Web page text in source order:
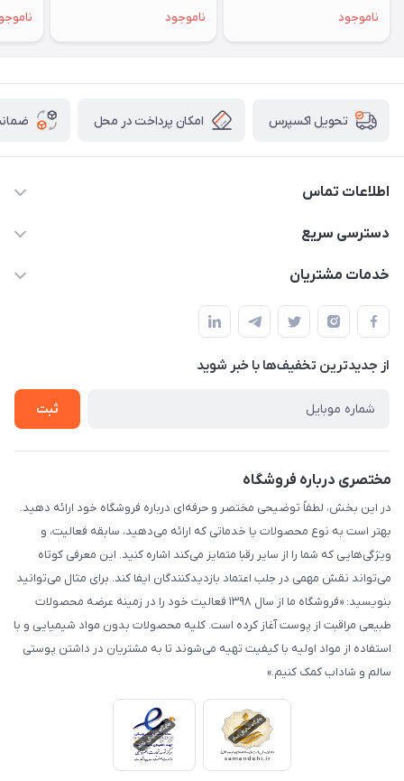
ناموجود ناموجود
تحویل اکسپرس امکان پرداخت در محل
اطلاعات تماس
09332394024-09120346631
دسترسی سریع
حساب کاربری
لیست محصولات
درباره ما
خدمات مشتریان
قوانین و مقررات
حریم خصوصی
راهنما
از جدید‌ترین تخفیف‌ها با‌ خبر شوید
ثبت
مختصری درباره فروشگاه
در این بخش، لطفاً توضیحی مختصر و حرفه‌ای درباره فروشگاه خود ارائه دهید.
بهتر است به نوع محصولات یا خدماتی که ارائه می‌دهید، سابقه فعالیت، و
ویژگی‌هایی که شما را از سایر رقبا متمایز می‌کند اشاره کنید. این معرفی کوتاه
می‌تواند نقش مهمی در جلب اعتماد بازدیدکنندگان ایفا کند. برای مثال می‌توانید
بنویسید: «فروشگاه ما از سال ۱۳۹۸ فعالیت خود را در زمینه عرضه محصولات
طبیعی مراقبت از پوست آغاز کرده است. کلیه محصولات بدون مواد شیمیایی و با
استفاده از مواد اولیه با کیفیت تهیه می‌شوند تا به مشتریان در داشتن پوستی
سالم و شاداب کمک کنیم.»